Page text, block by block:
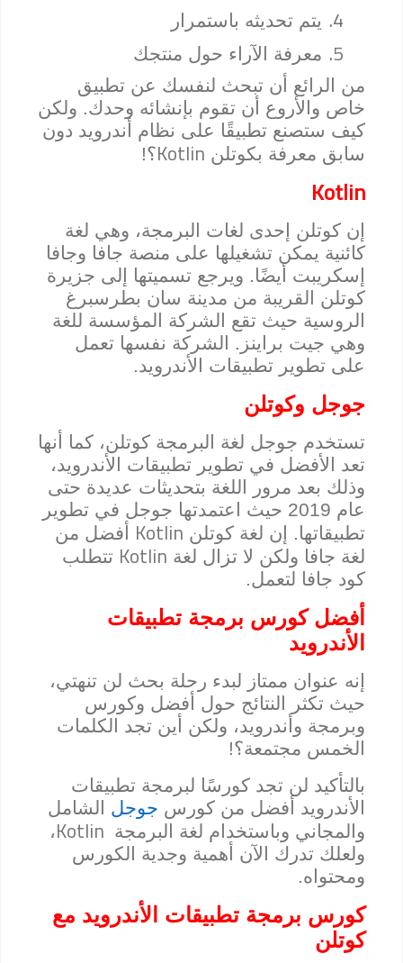
4. يتم تحديثه باستمرار
5. معرفة الآراء حول منتجك
من الرائع أن تبحث لنفسك عن تطبيق
خاص والأروع أن تقوم بإنشائه وحدك. ولكن
كيف ستصنع تطبيقًا على نظام أندرويد دون
سابق معرفة بكوتلن Kotlin؟!
Kotlin
إن كوتلن إحدى لغات البرمجة، وهي لغة
كائنية يمكن تشغيلها على منصة جافا وجافا
إسكريبت أيضًا. ويرجع تسميتها إلى جزيرة
كوتلن القريبة من مدينة سان بطرسبرغ
الروسية حيث تقع الشركة المؤسسة للغة
وهي جيت براينز. الشركة نفسها تعمل
على تطوير تطبيقات الأندرويد.
جوجل وكوتلن
تستخدم جوجل لغة البرمجة كوتلن، كما أنها
تعد الأفضل في تطوير تطبيقات الأندرويد،
وذلك بعد مرور اللغة بتحديثات عديدة حتى
عام 2019 حيث اعتمدتها جوجل في تطوير
تطبيقاتها. إن لغة كوتلن Kotlin أفضل من
لغة جافا ولكن لا تزال لغة Kotlin تتطلب
كود جافا لتعمل.
أفضل كورس برمجة تطبيقات
الأندرويد
إنه عنوان ممتاز لبدء رحلة بحث لن تنهتي،
حيث تكثر النتائج حول أفضل وكورس
وبرمجة وأندرويد، ولكن أين تجد الكلمات
الخمس مجتمعة؟!
بالتأكيد لن تجد كورسًا لبرمجة تطبيقات
الأندرويد أفضل من كورس جوجل الشامل
والمجاني وباستخدام لغة البرمجة Kotlin،
ولعلك تدرك الآن أهمية وجدية الكورس
ومحتواه.
كورس برمجة تطبيقات الأندرويد مع
كوتلن